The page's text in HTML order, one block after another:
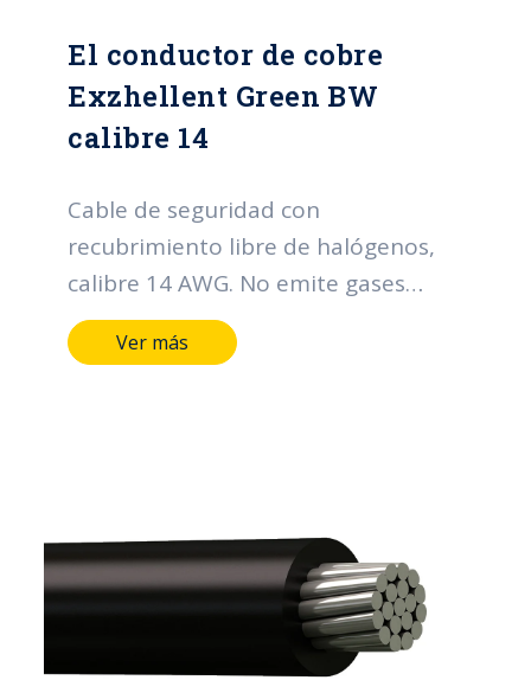
El conductor de cobre
Exzhellent Green BW
calibre 14
Cable de seguridad con
recubrimiento libre de halógenos,
calibre 14 AWG. No emite gases
téxicos en caso de incendio.
Ver más